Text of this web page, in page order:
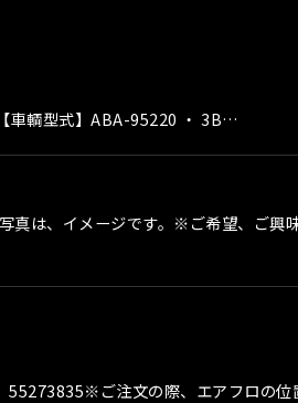
車輌型式】ABA-95220 ・ 3B…
真は、イメージです。※ご希望、ご興
ご注文の際、エアフロの位